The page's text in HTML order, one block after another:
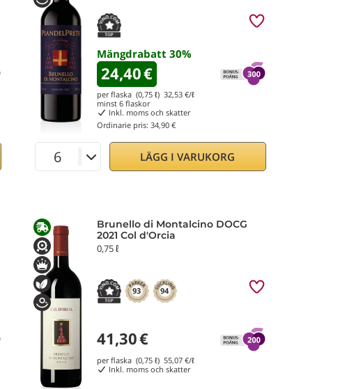
Mängdrabatt 30%
24,40€
per flaska (0,75 ℓ) 32,53 €/ℓ
minst 6 flaskor
Inkl. moms och skatter
Ordinarie pris: 34,90 €
LÄGG I VARUKORG
Brunello di Montalcino DOCG
2021 Col d'Orcia
0,75 ℓ
93 94
41,30€
per flaska (0,75 ℓ) 55,07 €/ℓ
Inkl. moms och skatter